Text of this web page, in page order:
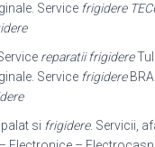
Service frigidere
reparatii frigidere
Service frigidere
si frigidere. Servicii,